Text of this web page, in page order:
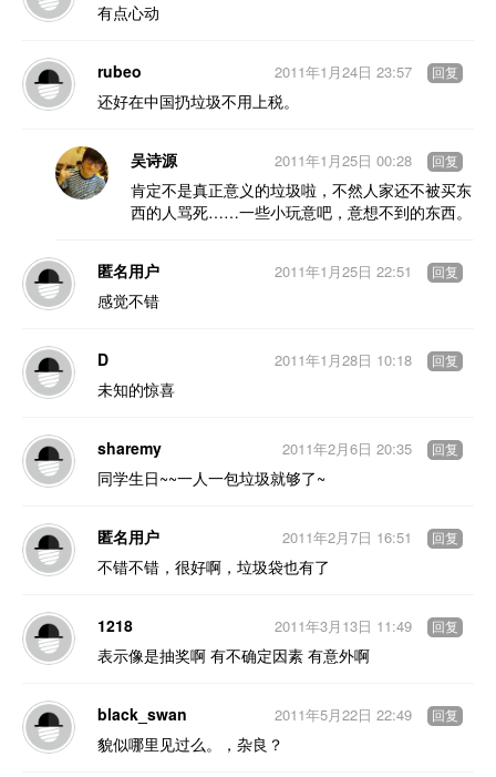
有点心动
rubeo
还好在中国扔垃圾不用上税。
2011年1月24日 23:57 回复
吴诗源
肯定不是真正意义的垃圾啦，不然人家还不被买东
西的人骂死……一些小玩意吧，意想不到的东西。
2011年1月25日 00:28 回复
匿名用户
感觉不错
2011年1月25日 22:51 回复
D
未知的惊喜
2011年1月28日 10:18 回复
sharemy
同学生日~~一人一包垃圾就够了~
2011年2月6日 20:35 回复
匿名用户
不错不错，很好啊，垃圾袋也有了
2011年2月7日 16:51 回复
1218
表示像是抽奖啊 有不确定因素 有意外啊
2011年3月13日 11:49 回复
black_swan
貌似哪里见过么。，杂良？
2011年5月22日 22:49 回复